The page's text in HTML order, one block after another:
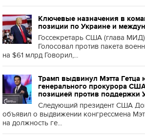
Ключевые назначения в
позиции по Украине и
Госсекретарь США (глава
Голосовал против пакета
на $61 млрд Говорил,...
Трамп выдвинул Мэтта Гетца
генерального прокурора
позицией против поддержки
Следующий президент США
объявил о выдвижении конгрессмена
на должность ге...